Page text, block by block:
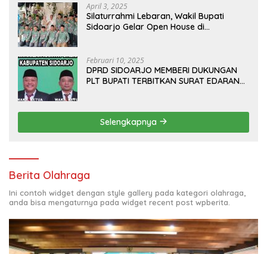
April 3, 2025
Silaturrahmi Lebaran, Wakil Bupati
Sidoarjo Gelar Open House di
Februari 10, 2025
DPRD SIDOARJO MEMBERI DUKUNGAN
PLT BUPATI TERBITKAN SURAT EDARAN
KELUAR KOTA
Selengkapnya
Berita Olahraga
Ini contoh widget dengan style gallery pada kategori olahraga,
anda bisa mengaturnya pada widget recent post wpberita.